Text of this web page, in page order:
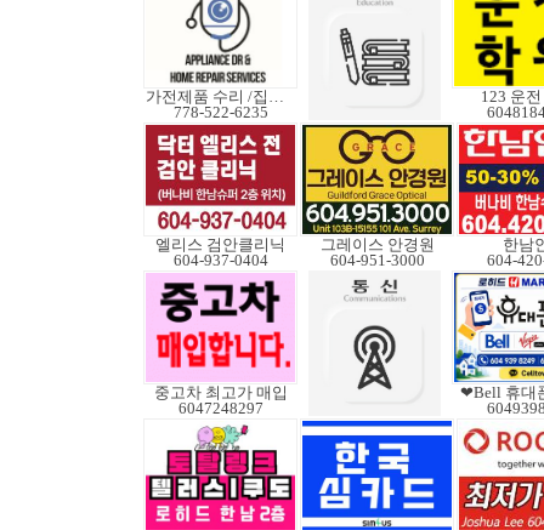
가전제품 수리 /집수리
778-522-6235
123 운
엘리스 검안클리닉
604-937-0404
그레이스 안경원
604-951-3000
한남
604-
중고차 최고가 매입
6047248297
❤Bell 휴대